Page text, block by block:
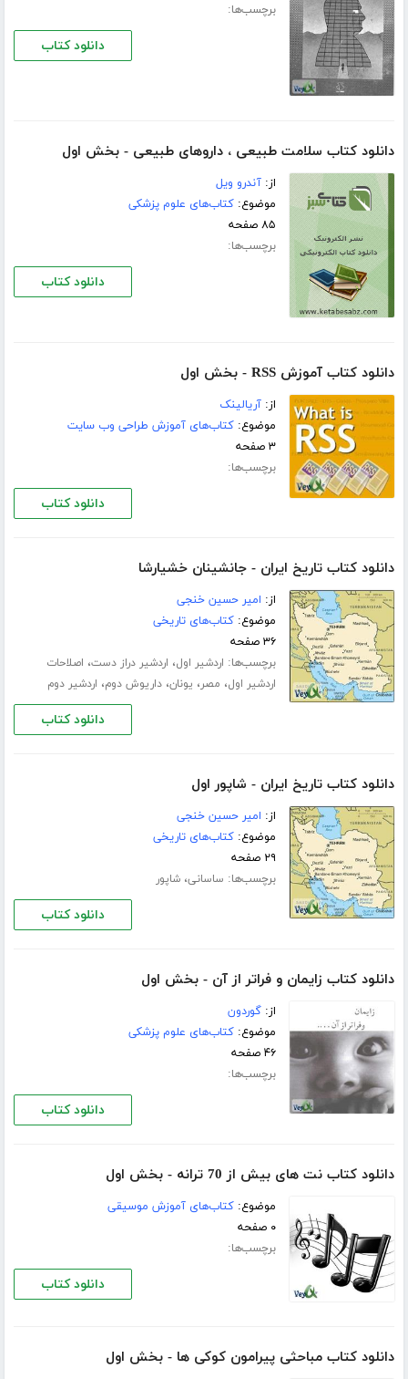
برچسب‌ها:
دانلود کتاب
دانلود کتاب سلامت طبیعی ، داروهای طبیعی - بخش اول
از:آندرو ویل
موضوع:کتاب‌های علوم پزشکی
۸۵ صفحه
برچسب‌ها:
دانلود کتاب
دانلود کتاب آموزش RSS - بخش اول
از:آریالینک
موضوع:کتاب‌های آموزش طراحی وب سایت
۳ صفحه
برچسب‌ها:
دانلود کتاب
دانلود کتاب تاریخ ایران - جانشینان خشیارشا
از: امیر حسین خنجی
موضوع:کتاب‌های تاریخی
۳۶ صفحه
برچسب‌ها: اردشیر اول، اردشیر دراز دست، اصلاحات
اردشیر اول، مصر، یونان،داریوش دوم، اردشیر دوم
دانلود کتاب
دانلود کتاب تاریخ ایران - شاپور اول
از: امیر حسین خنجی
موضوع:کتاب‌های تاریخی
۲۹ صفحه
برچسب‌ها: ساسانی،شاپور
دانلود کتاب
دانلود کتاب زایمان و فراتر از آن - بخش اول
از:گوردون
موضوع:کتاب‌های علوم پزشکی
۴۶ صفحه
برچسب‌ها:
دانلود کتاب
دانلود کتاب نت های بیش از 70 ترانه - بخش اول
موضوع:کتاب‌های آموزش موسیقی
۰ صفحه
برچسب‌ها:
دانلود کتاب
دانلود کتاب مباحثی پیرامون کوکی ها - بخش اول